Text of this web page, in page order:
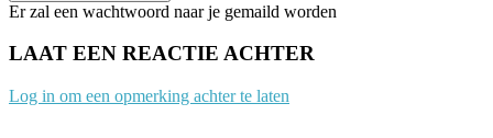
Er zal een wachtwoord naar je gemaild worden
LAAT EEN REACTIE ACHTER
Log in om een opmerking achter te laten